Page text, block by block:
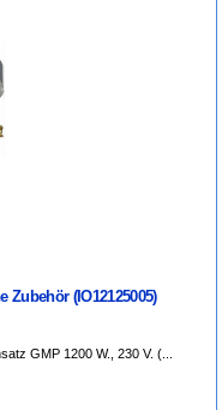
Zubehör (IO12125005)
GMP 1200 W., 230 V. (...